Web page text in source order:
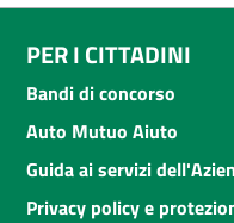
PER I CITTADINI
Bandi di concorso
Auto Mutuo Aiuto
Guida ai servizi
Privacy policy e